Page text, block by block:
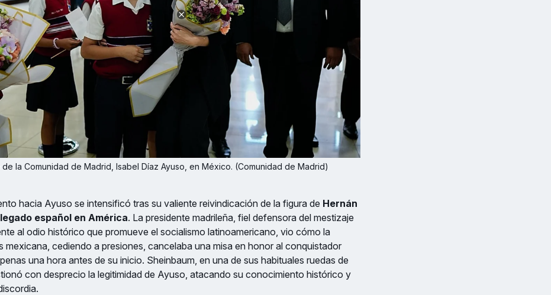
la Comunidad de Madrid, Isabel Díaz Ayuso, en México. (Comunidad de Madrid)
hacia Ayuso se intensificó tras su valiente reivindicación de la figura de Hernán
español en América. La presidente madrileña, fiel defensora del mestizaje
al odio histórico que promueve el socialismo latinoamericano, vio cómo la
mexicana, cediendo a presiones, cancelaba una misa en honor al conquistador
una hora antes de su inicio. Sheinbaum, en una de sus habituales ruedas de
con desprecio la legitimidad de Ayuso, atacando su conocimiento histórico y